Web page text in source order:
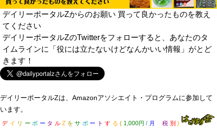
デイリーポータルZからのお願い 買って良かったものを教え
てください
デイリーポータルZのTwitterをフォローすると、あなたのタ
イムラインに「役には立たないけどなんかいい情報」がとど
きます！
デイリーポータルZは、Amazonアソシエイト・プログラムに参加して
います。
デ イ リ ー ポ ー タ ル Z を サ ポ ー ト す る ( 1,000円 / 月 税 別 )